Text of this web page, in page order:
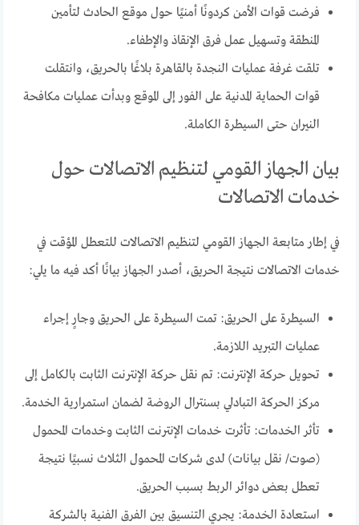
فرضت قوات الأمن كردونًا أمنيًا حول موقع الحادث لتأمين
المنطقة وتسهيل عمل فرق الإنقاذ والإطفاء.
تلقت غرفة عمليات النجدة بالقاهرة بلاغًا بالحريق، وانتقلت
قوات الحماية المدنية على الفور إلى الموقع وبدأت عمليات مكافحة
النيران حتى السيطرة الكاملة.
بيان الجهاز القومي لتنظيم الاتصالات حول
خدمات الاتصالات
في إطار متابعة الجهاز القومي لتنظيم الاتصالات للتعطل المؤقت في
خدمات الاتصالات نتيجة الحريق، أصدر الجهاز بيانًا أكد فيه ما يلي:
السيطرة على الحريق: تمت السيطرة على الحريق وجارٍ إجراء
عمليات التبريد اللازمة.
تحويل حركة الإنترنت: تم نقل حركة الإنترنت الثابت بالكامل إلى
مركز الحركة التبادلي بسنترال الروضة لضمان استمرارية الخدمة.
تأثر الخدمات: تأثرت خدمات الإنترنت الثابت وخدمات المحمول
(صوت/ نقل بيانات) لدى شركات المحمول الثلاث نسبيًا نتيجة
تعطل بعض دوائر الربط بسبب الحريق.
استعادة الخدمة: يجري التنسيق بين الفرق الفنية بالشركة